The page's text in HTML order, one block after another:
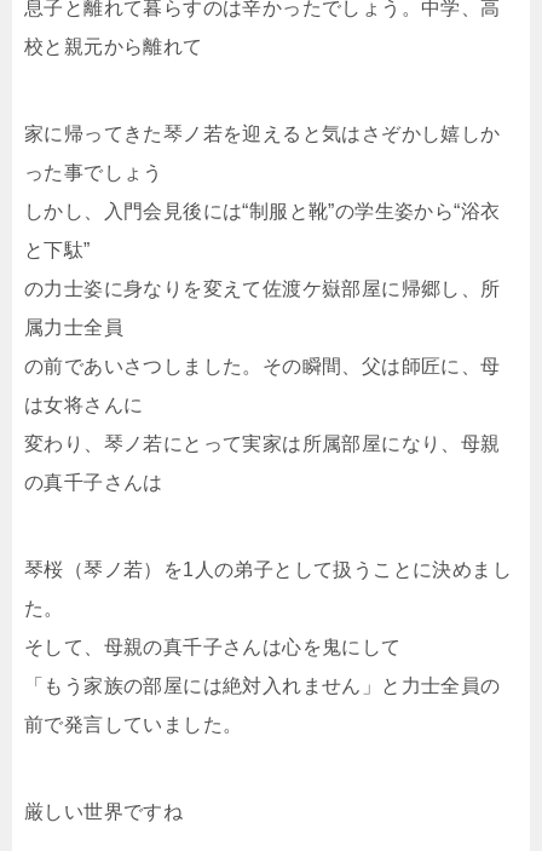
息子と離れて暮らすのは辛かったでしょう。中学、高
校と親元から離れて
家に帰ってきた琴ノ若を迎えると気はさぞかし嬉しか
った事でしょう
しかし、入門会見後には“制服と靴”の学生姿から“浴衣
と下駄”
の力士姿に身なりを変えて佐渡ケ嶽部屋に帰郷し、所
属力士全員
の前であいさつしました。その瞬間、父は師匠に、母
は女将さんに
変わり、琴ノ若にとって実家は所属部屋になり、母親
の真千子さんは
琴桜（琴ノ若）を1人の弟子として扱うことに決めまし
た。
そして、母親の真千子さんは心を鬼にして
「もう家族の部屋には絶対入れません」と力士全員の
前で発言していました。
厳しい世界ですね